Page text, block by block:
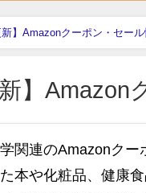
新】Amazonクーポン・セー
新】
関連のAmazonクー
本や化粧品、健康